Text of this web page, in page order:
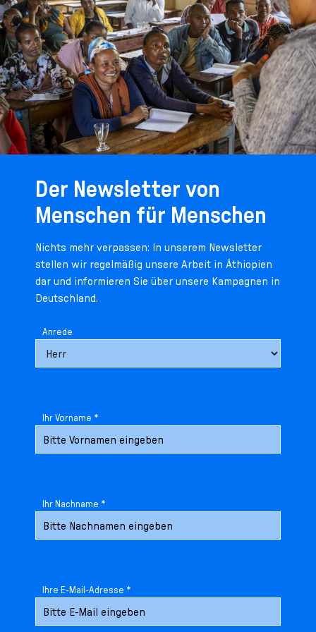
Der Newsletter von
Menschen für Menschen
Nichts mehr verpassen: In unserem Newsletter
stellen wir regelmäßig unsere Arbeit in Äthiopien
dar und informieren Sie über unsere Kampagnen in
Deutschland.
Anrede
Ihr Vorname *
Ihr Nachname *
Ihre E-Mail-Adresse *